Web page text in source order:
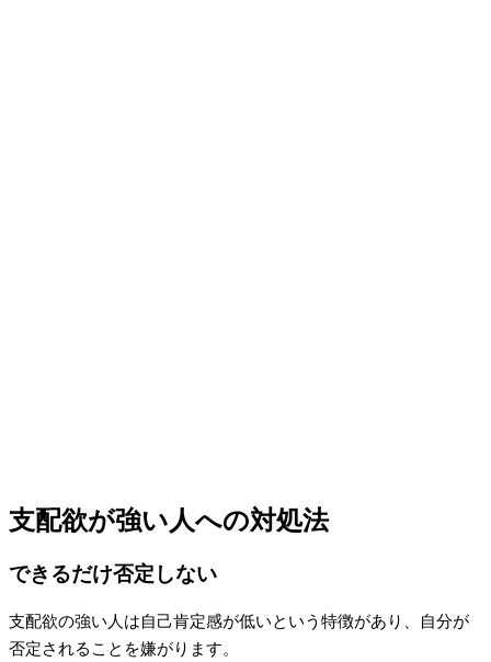
支配欲が強い人への対処法
できるだけ否定しない
支配欲の強い人は自己肯定感が低いという特徴があり、自分が
否定されることを嫌がります。